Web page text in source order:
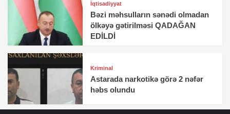
İqtisadiyyat
Bəzi məhsulların sənədi olmadan
ölkəyə gətirilməsi QADAĞAN
EDİLDİ
Kriminal
Astarada narkotikə görə 2 nəfər
həbs olundu